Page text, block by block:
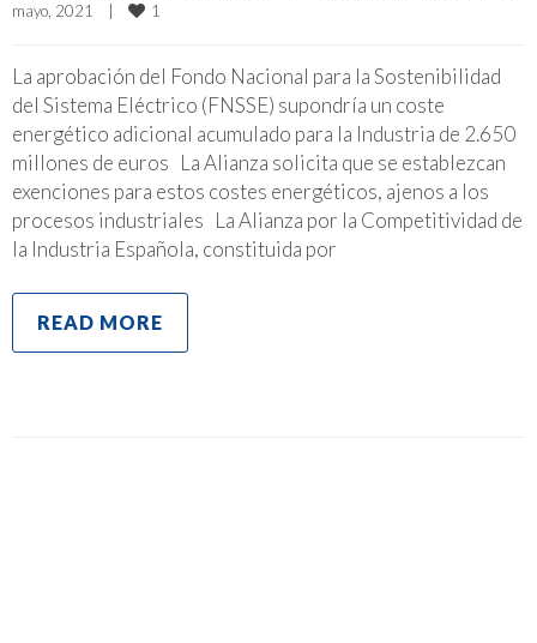
mayo, 2021
| 1
La aprobación del Fondo Nacional para la Sostenibilidad
del Sistema Eléctrico (FNSSE) supondría un coste
energético adicional acumulado para la Industria de 2.650
millones de euros La Alianza solicita que se establezcan
exenciones para estos costes energéticos, ajenos a los
procesos industriales La Alianza por la Competitividad de
la Industria Española, constituida por
READ MORE